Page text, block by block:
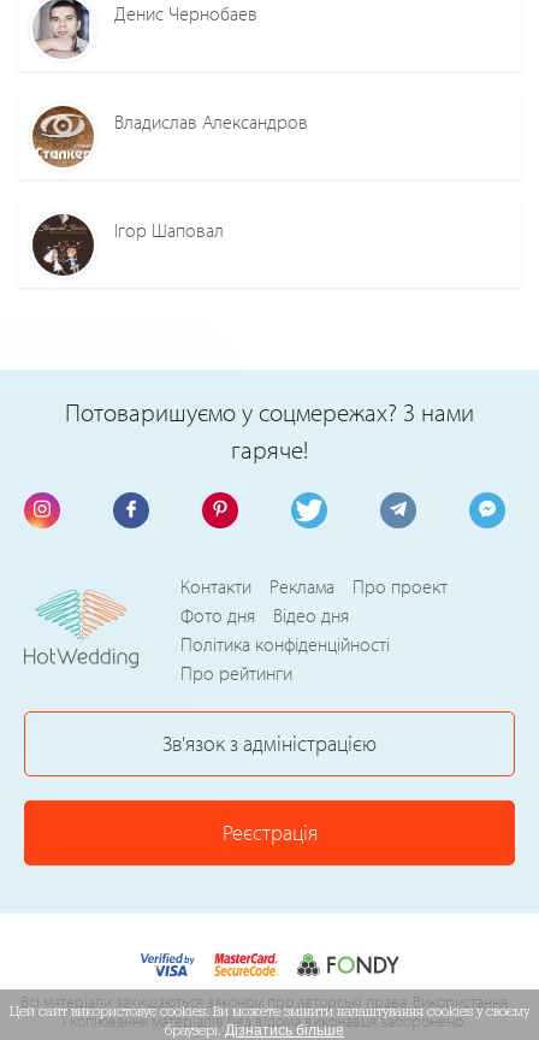
Денис Чернобаев
Владислав Александров
Ігор Шаповал
Потоваришуємо у соцмережах? З нами
гаряче!
Контакти Реклама
Про проект
Фото дня
Відео дня
Політика конфіденційності
Про рейтинги
Зв'язок з адміністрацією
Реєстрація
Всі матеріали захищаються законом про авторські права. Використання
і копіювання матеріалів без відома виконавця заборонено.
Цей сайт використовує cookies. Ви можете змінити налаштування cookies у своєму
браузері.Дізнатись більше